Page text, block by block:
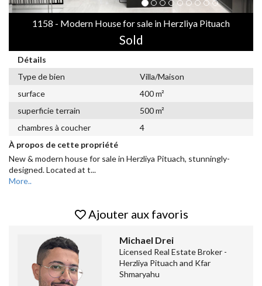
1158 - Modern House for sale in Herzliya Pituach
Sold
Détails
Type de bien
Villa/Maison
surface
400 m²
superficie terrain
500 m²
chambres à coucher
4
À propos de cette propriété
New & modern house for sale in Herzliya Pituach, stunningly-
designed. Located at t...
More..
Ajouter aux favoris
Michael Drei
Licensed Real Estate Broker -
Herzliya Pituach and Kfar
Shmaryahu